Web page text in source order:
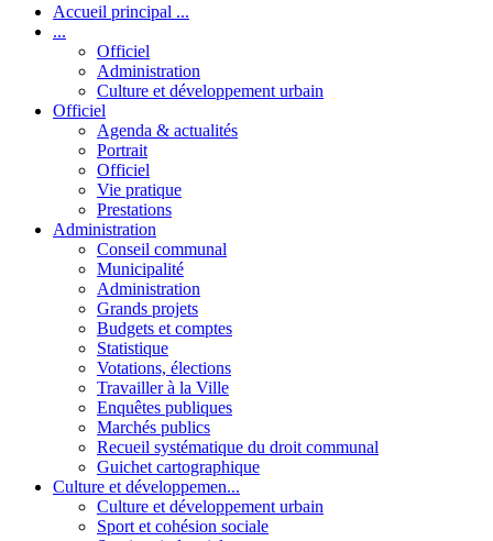
Accueil principal ...
...
Officiel
Administration
Culture et développement urbain
Officiel
Agenda & actualités
Portrait
Officiel
Vie pratique
Prestations
Administration
Conseil communal
Municipalité
Administration
Grands projets
Budgets et comptes
Statistique
Votations, élections
Travailler à la Ville
Enquêtes publiques
Marchés publics
Recueil systématique du droit communal
Guichet cartographique
Culture et développemen...
Culture et développement urbain
Sport et cohésion sociale